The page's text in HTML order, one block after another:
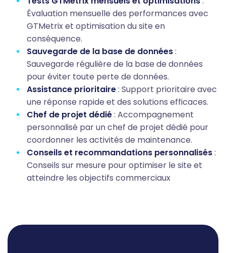
Évaluation mensuelle des performances avec
GTMetrix et optimisation du site en
conséquence.
Sauvegarde de la base de données:
Sauvegarde régulière de la base de données
pour éviter toute perte de données.
Assistance prioritaire: Support prioritaire avec
une réponse rapide et des solutions efficaces.
Chef de projet dédié: Accompagnement
personnalisé par un chef de projet dédié pour
coordonner les activités de maintenance.
Conseils et recommandations personnalisés:
Conseils sur mesure pour optimiser le site et
atteindre les objectifs commerciaux